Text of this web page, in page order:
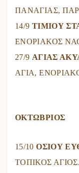
ΠΑΝΑΓΙΑΣ,
14/9 ΤΙΜΙΟΥ
ΕΝΟΡΙΑΚΟΣ
27/9 ΑΓΙΑΣ
ΑΓΙΑ,
ΟΚΤΩΒΡΙΟΣ
15/10ΟΣΙΟΥ
ΤΟΠΙΚΟΣ